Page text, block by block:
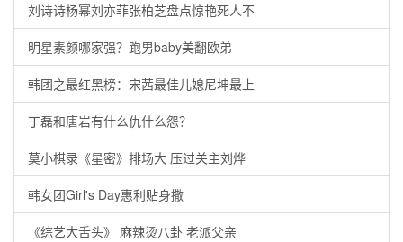
刘诗诗杨幂刘亦菲张柏芝盘点惊艳死人不
明星素颜哪家强？跑男baby美翻欧弟
韩团之最红黑榜：宋茜最佳儿媳尼坤最上
丁磊和唐岩有什么仇什么怨？
莫小棋录《星密》排场大 压过关主刘烨
韩女团Girl's Day惠利贴身撒
《综艺大舌头》 麻辣烫八卦 老派父亲